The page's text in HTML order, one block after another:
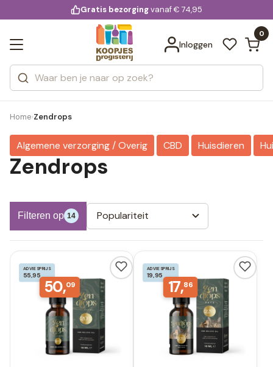
voor 20:00 uur besteld
Gratis bezorgingvanaf € 74,95
Inloggen
0
Zoeken
Categorieën
Merken
Bekijk alle resultaten
Home›Zendrops
Algemene verzorging / Overig CBD Huisdieren
Zendrops
Filteren op 14 Populariteit
ADVIESPRIJS
55,95
50,09
ADVIESPRIJS
19,95
17,86